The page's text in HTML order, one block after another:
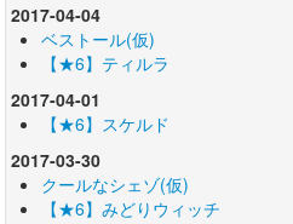
2017-04-04
ベストール(仮)
【★6】ティルラ
2017-04-01
【★6】スケルド
2017-03-30
クールなシェゾ(仮)
【★6】みどりウィッチ